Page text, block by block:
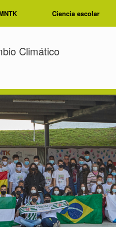
Ciencia escolar
Climático